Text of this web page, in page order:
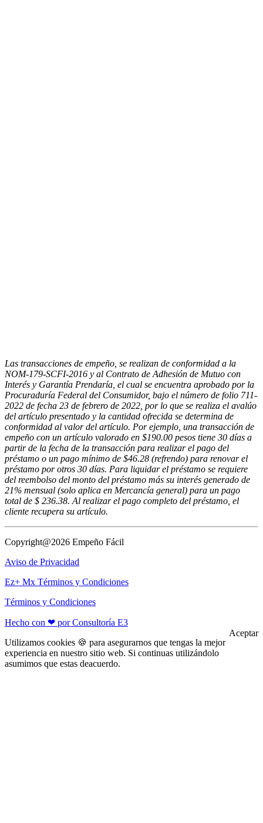
Las transacciones de empeño, se realizan de conformidad a la
NOM-179-SCFI-2016 y al Contrato de Adhesión de Mutuo con
Interés y Garantía Prendaría, el cual se encuentra aprobado por la
Procuraduría Federal del Consumidor, bajo el número de folio 711-
2022 de fecha 23 de febrero de 2022, por lo que se realiza el avalúo
del artículo presentado y la cantidad ofrecida se determina de
conformidad al valor del artículo. Por ejemplo, una transacción de
empeño con un artículo valorado en $190.00 pesos tiene 30 días a
partir de la fecha de la transacción para realizar el pago del
préstamo o un pago mínimo de $46.28 (refrendo) para renovar el
préstamo por otros 30 días. Para liquidar el préstamo se requiere
del reembolso del monto del préstamo más su interés generado de
21% mensual (solo aplica en Mercancía general) para un pago
total de $ 236.38. Al realizar el pago completo del préstamo, el
cliente recupera su artículo.
Copyright@2026 Empeño Fácil
Aviso de Privacidad
Ez+ Mx Términos y Condiciones
Términos y Condiciones
Hecho con ❤ por Consultoría E3
Utilizamos cookies 🍪 para asegurarnos que tengas la mejor
experiencia en nuestro sitio web. Si continuas utilizándolo
asumimos que estas deacuerdo.
Aceptar